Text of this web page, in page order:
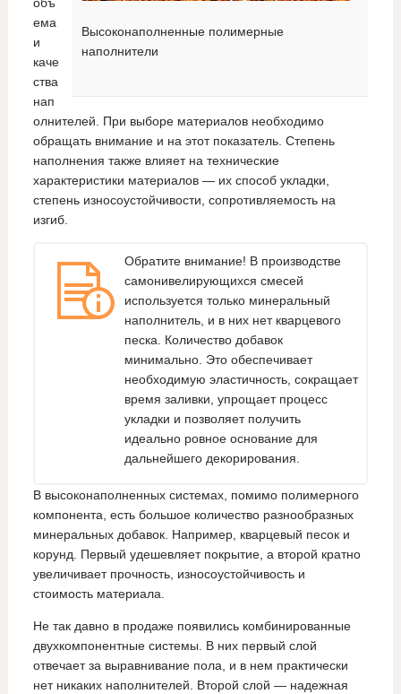
Высоконаполненные полимерные
наполнители
ема
и
каче
ства
нап
олнителей. При выборе материалов необходимо
обращать внимание и на этот показатель. Степень
наполнения также влияет на технические
характеристики материалов — их способ укладки,
степень износоустойчивости, сопротивляемость на
изгиб.
Обратите внимание! В производстве
самонивелирующихся смесей
используется только минеральный
наполнитель, и в них нет кварцевого
песка. Количество добавок
минимально. Это обеспечивает
необходимую эластичность, сокращает
время заливки, упрощает процесс
укладки и позволяет получить
идеально ровное основание для
дальнейшего декорирования.
В высоконаполненных системах, помимо полимерного
компонента, есть большое количество разнообразных
минеральных добавок. Например, кварцевый песок и
корунд. Первый удешевляет покрытие, а второй кратно
увеличивает прочность, износоустойчивость и
стоимость материала.
Не так давно в продаже появились комбинированные
двухкомпонентные системы. В них первый слой
отвечает за выравнивание пола, и в нем практически
нет никаких наполнителей. Второй слой — надежная